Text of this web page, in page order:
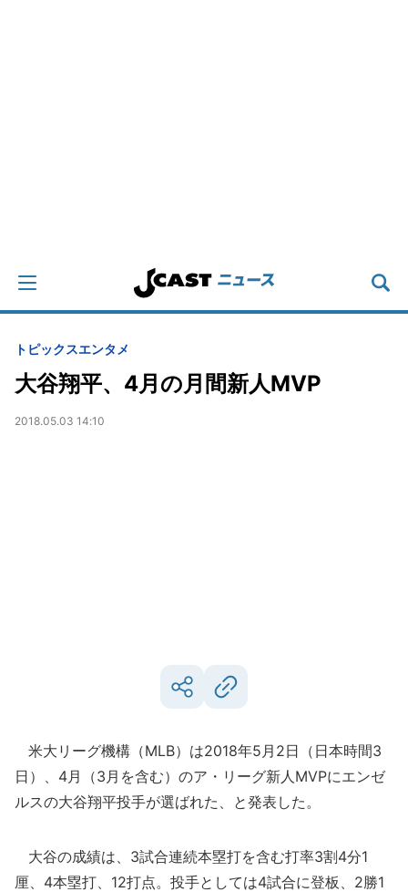
トピックスエンタメ
大谷翔平、4月の月間新人MVP
2018.05.03 14:10
米大リーグ機構（MLB）は2018年5月2日（日本時間3
日）、4月（3月を含む）のア・リーグ新人MVPにエンゼ
ルスの大谷翔平投手が選ばれた、と発表した。
大谷の成績は、3試合連続本塁打を含む打率3割4分1
厘、4本塁打、12打点。投手としては4試合に登板、2勝1